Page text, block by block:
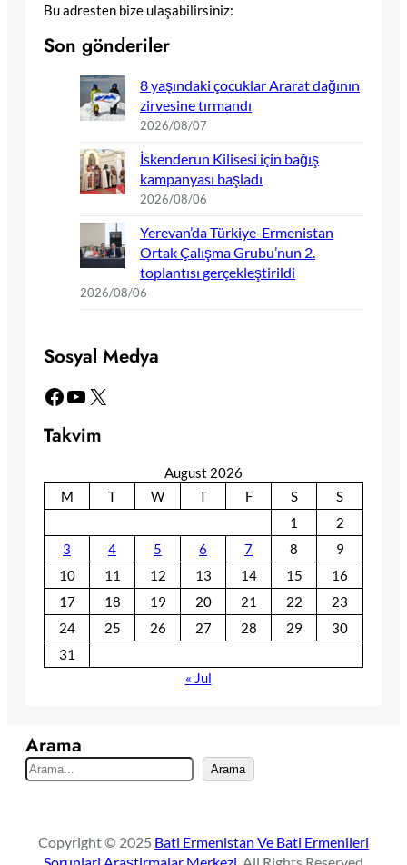
Bu adresten bize ulaşabilirsiniz:
Son gönderiler
8 yaşındaki çocuklar Ararat dağının
zirvesine tırmandı
2026/08/07
İskenderun Kilisesi için bağış
kampanyası başladı
2026/08/06
Yerevan’da Türkiye-Ermenistan
Ortak Çalışma Grubu’nun 2.
toplantısı gerçekleştirildi
2026/08/06
Sosyal Medya
Facebook YouTube X
Takvim
August 2026
M
T W T F S
S
1
2
3
4 5 6 7 8
9
10
11 12 13 14 15
16
17
18 19 20 21 22
23
24
25 26 27 28 29
30
31
« Jul
Arama
S
e
c
Arama
Copyright © 2025 Bati Ermenistan Ve Bati Ermenileri